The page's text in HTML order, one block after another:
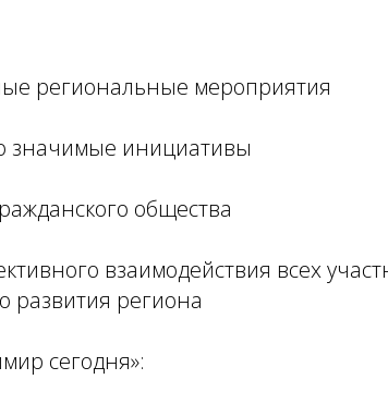
региональные мероприятия
значимые инициативы
общества
взаимодействия всех
развития региона
сегодня»: